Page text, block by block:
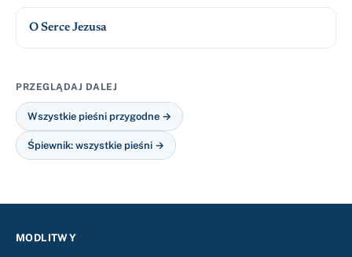
O Serce Jezusa
PRZEGLĄDAJ DALEJ
Wszystkie pieśni przygodne →
Śpiewnik: wszystkie pieśni →
MODLITWY